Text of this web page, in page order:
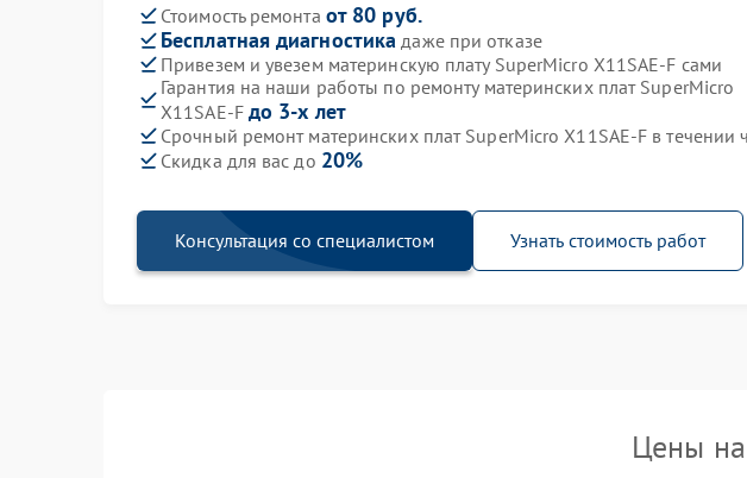
Стоимость ремонта от 80 руб.
Бесплатная диагностика даже при отказе
Привезем и увезем материнскую плату SuperMicro X11SAE-F сами
Гарантия на наши работы по ремонту материнских плат SuperMicro
X11SAE-F до 3-х лет
Срочный ремонт материнских плат SuperMicro X11SAE-F в течении
Скидка для вас до 20%
Консультация со специалистом Узнать стоимость работ
Цены